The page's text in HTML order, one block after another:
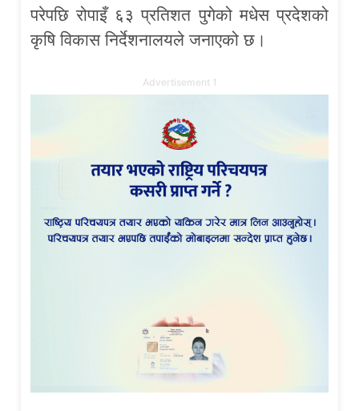
परेपछि रोपाइँ ६३ प्रतिशत पुगेको मधेस प्रदेशको
कृषि विकास निर्देशनालयले जनाएको छ।
Advertisement 1